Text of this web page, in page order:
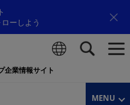
ーしよう
企業情報サイト
MENU